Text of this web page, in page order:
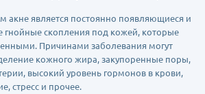
является постоянно появляющиеся и
гнойные скопления под кожей, которые
Причинами заболевания могут
кожного жира, закупоренные поры,
высокий уровень гормонов в крови,
стресс и прочее.